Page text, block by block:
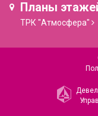
Планы
ТРК "Атмосфера"